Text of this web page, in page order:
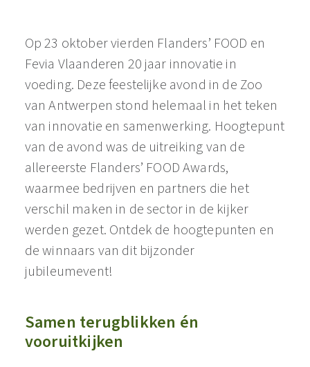
Op 23 oktober vierden Flanders’ FOOD en
Fevia Vlaanderen 20 jaar innovatie in
voeding. Deze feestelijke avond in de Zoo
van Antwerpen stond helemaal in het teken
van innovatie en samenwerking. Hoogtepunt
van de avond was de uitreiking van de
allereerste Flanders’ FOOD Awards,
waarmee bedrijven en partners die het
verschil maken in de sector in de kijker
werden gezet. Ontdek de hoogtepunten en
de winnaars van dit bijzonder
jubileumevent!
Samen terugblikken én
vooruitkijken